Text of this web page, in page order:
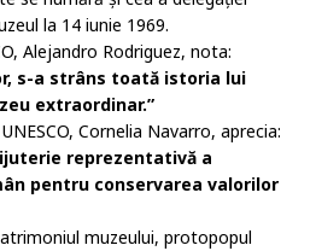
la 14 iunie 1969.
Alejandro Rodriguez, nota:
s-a strâns toată istoria lui
extraordinar.”
Cornelia Navarro, aprecia:
reprezentativă a
pentru conservarea valorilor
muzeului, protopopul